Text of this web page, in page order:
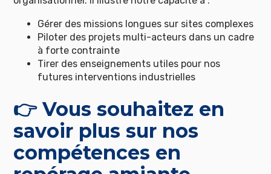
Gérer des missions longues sur sites complexes
Piloter des projets multi-acteurs dans un cadre
à forte contrainte
Tirer des enseignements utiles pour nos
futures interventions industrielles
👉 Vous souhaitez en
savoir plus sur nos
compétences en